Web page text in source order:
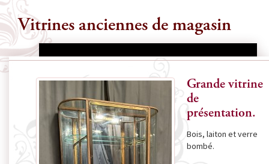
Vitrines anciennes de magasin
Grande vitrine
de
présentation.
Bois, laiton et verre
bombé.